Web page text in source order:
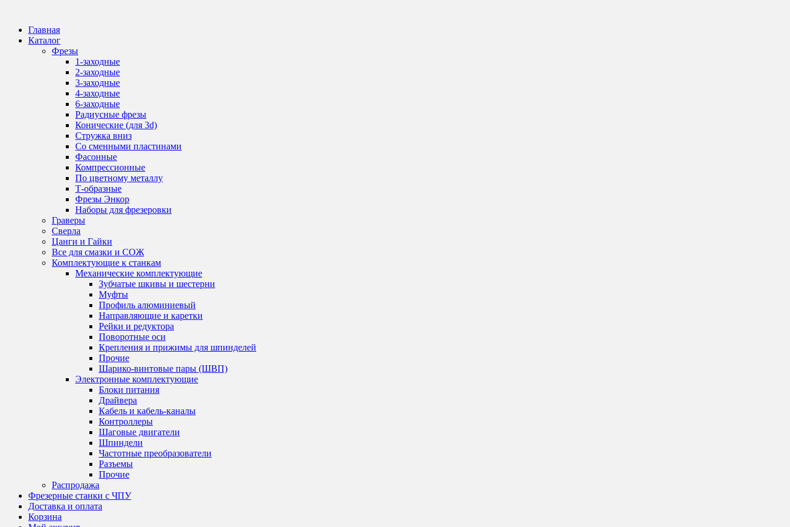
содержанию
Главная
Каталог
Фрезы
1-заходные
2-заходные
3-заходные
4-заходные
6-заходные
Радиусные фрезы
Конические (для 3d)
Стружка вниз
Со сменными пластинами
Фасонные
Компрессионные
По цветному металлу
Т-образные
Фрезы Энкор
Наборы для фрезеровки
Граверы
Сверла
Цанги и Гайки
Все для смазки и СОЖ
Комплектующие к станкам
Механические комплектующие
Зубчатые шкивы и шестерни
Муфты
Профиль алюминиевый
Направляющие и каретки
Рейки и редуктора
Поворотные оси
Крепления и прижимы для шпинделей
Прочие
Шарико-винтовые пары (ШВП)
Электронные комплектующие
Блоки питания
Драйвера
Кабель и кабель-каналы
Контроллеры
Шаговые двигатели
Шпиндели
Частотные преобразователи
Разъемы
Прочие
Распродажа
Фрезерные станки с ЧПУ
Доставка и оплата
Корзина